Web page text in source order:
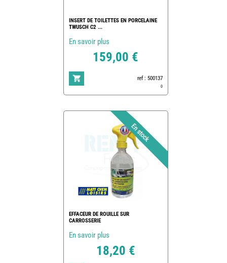
INSERT DE TOILETTES EN PORCELAINE
TWUSCH C2 ...
En savoir plus
159,00 €
ref : 500137
0
EFFACEUR DE ROUILLE SUR
CARROSSERIE
En savoir plus
18,20 €